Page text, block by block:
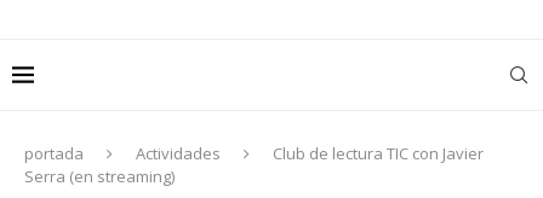
portada Actividades
Club de lectura TIC con Javier
Serra (en streaming)